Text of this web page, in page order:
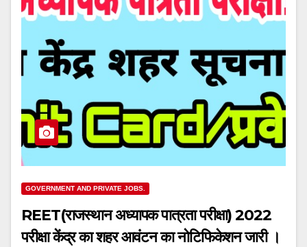
GOVERNMENT AND PRIVATE JOBS.
REET(राजस्थान अध्यापक पात्रता परीक्षा) 2022
परीक्षा केंद्र का शहर आवंटन का नोटिफिकेशन जारी ।